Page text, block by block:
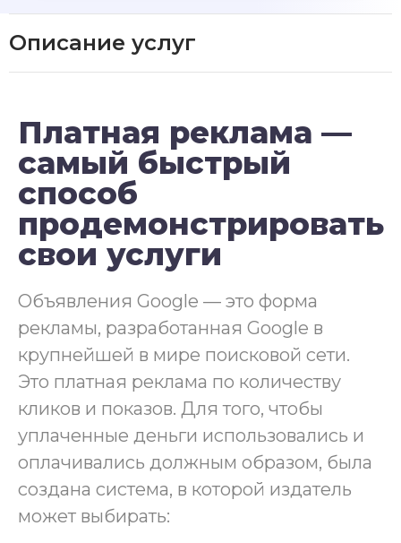
Описание услуг
Платная реклама —
самый быстрый
способ
продемонстрировать
свои услуги
Объявления Google — это форма
рекламы, разработанная Google в
крупнейшей в мире поисковой сети.
Это платная реклама по количеству
кликов и показов. Для того, чтобы
уплаченные деньги использовались и
оплачивались должным образом, была
создана система, в которой издатель
может выбирать: